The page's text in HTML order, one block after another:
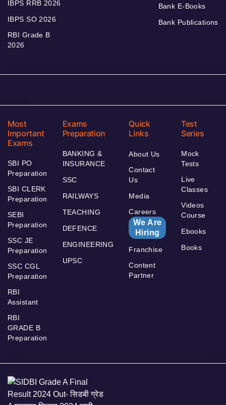
IBPS RRB 2026
IBPS SO 2026
RBI Grade B
2026
Bank E-Books
Bank Publications
Most
Important
Exams
SBI PO
Preparation
SBI CLERK
Preparation
SEBI
Preparation
SSC JE
Preparation
SSC CGL
Preparation
RBI
Assistant
RBI
GRADE B
Preparation
Exams
Preparation
BANKING &
INSURANCE
SSC
RAILWAYS
TEACHING
DEFENCE
ENGINEERING
UPSC
Quick
Links
About Us
Contact
Us
Media
Careers
We Are
Hiring
Franchise
Content
Partner
Test
Series
Mock
Tests
Live
Classes
Videos
Course
Ebooks
Books